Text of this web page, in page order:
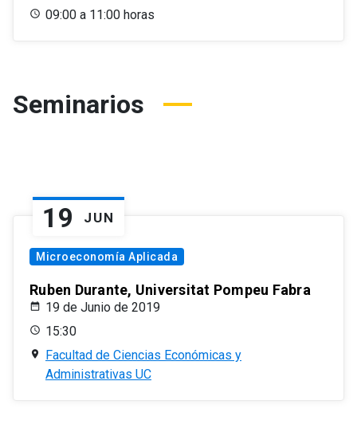
09:00 a 11:00 horas
Seminarios
19 JUN
Microeconomía Aplicada
Ruben Durante, Universitat Pompeu Fabra
19 de Junio de 2019
15:30
Facultad de Ciencias Económicas y
Administrativas UC